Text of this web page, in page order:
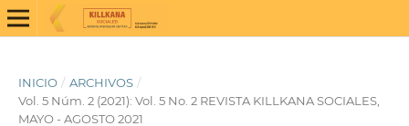
INICIO / ARCHIVOS /
Vol. 5 Núm. 2 (2021): Vol. 5 No. 2 REVISTA KILLKANA SOCIALES,
MAYO - AGOSTO 2021